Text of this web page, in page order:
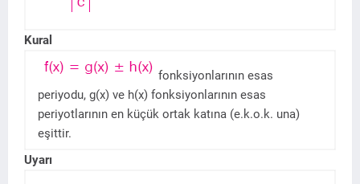
Kural
fonksiyonlarının esas
periyodu, g(x) ve h(x) fonksiyonlarının esas
periyotlarının en küçük ortak katına (e.k.o.k. una)
eşittir.
Uyarı